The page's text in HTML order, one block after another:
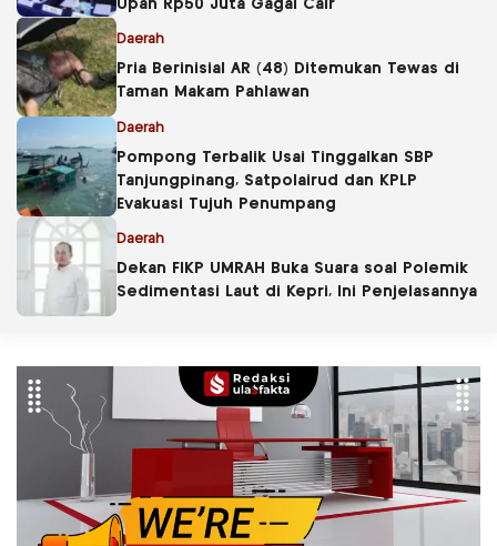
Upah Rp50 Juta Gagal Cair
Daerah
Pria Berinisial AR (48) Ditemukan Tewas di
Taman Makam Pahlawan
Daerah
Pompong Terbalik Usai Tinggalkan SBP
Tanjungpinang, Satpolairud dan KPLP
Evakuasi Tujuh Penumpang
Daerah
Dekan FIKP UMRAH Buka Suara soal Polemik
Sedimentasi Laut di Kepri, Ini Penjelasannya